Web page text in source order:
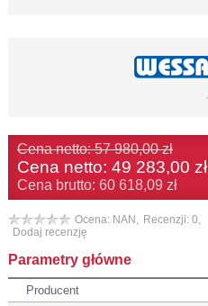
Cena netto: 57 980,00 zł
Cena netto: 49 283,00 zł
Cena brutto: 60 618,09 zł
Ocena: NAN, Recenzji: 0,
Dodaj recenzję
Parametry główne
Producent